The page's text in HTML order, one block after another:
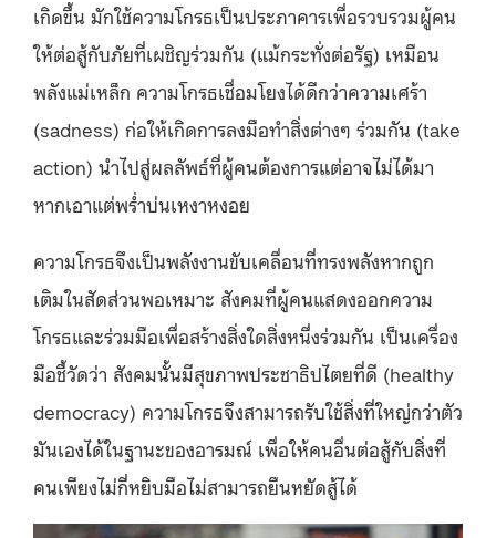
เกิดขึ้น มักใช้ความโกรธเป็นประภาคารเพื่อรวบรวมผู้คน
ให้ต่อสู้กับภัยที่เผชิญร่วมกัน (แม้กระทั่งต่อรัฐ) เหมือน
พลังแม่เหล็ก ความโกรธเชื่อมโยงได้ดีกว่าความเศร้า
(sadness) ก่อให้เกิดการลงมือทำสิ่งต่างๆ ร่วมกัน (take
action) นำไปสู่ผลลัพธ์ที่ผู้คนต้องการแต่อาจไม่ได้มา
หากเอาแต่พร่ำบ่นเหงาหงอย
ความโกรธจึงเป็นพลังงานขับเคลื่อนที่ทรงพลังหากถูก
เติมในสัดส่วนพอเหมาะ สังคมที่ผู้คนแสดงออกความ
โกรธและร่วมมือเพื่อสร้างสิ่งใดสิ่งหนึ่งร่วมกัน เป็นเครื่อง
มือชี้วัดว่า สังคมนั้นมีสุขภาพประชาธิปไตยที่ดี (healthy
democracy) ความโกรธจึงสามารถรับใช้สิ่งที่ใหญ่กว่าตัว
มันเองได้ในฐานะของอารมณ์ เพื่อให้คนอื่นต่อสู้กับสิ่งที่
คนเพียงไม่กี่หยิบมือไม่สามารถยืนหยัดสู้ได้